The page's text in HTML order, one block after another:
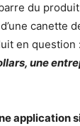
du produit
canette
en question
une
application